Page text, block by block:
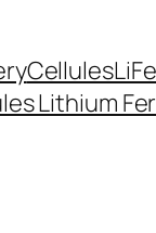
Lithium